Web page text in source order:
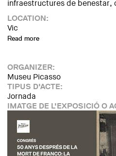
infraestructures de benestar,
LOCATION:
Vic
Read more
ORGANIZER:
Museu Picasso
TIPUS D'ACTE:
Jornada
IMATGE DE L'EXPOSICIÓ O